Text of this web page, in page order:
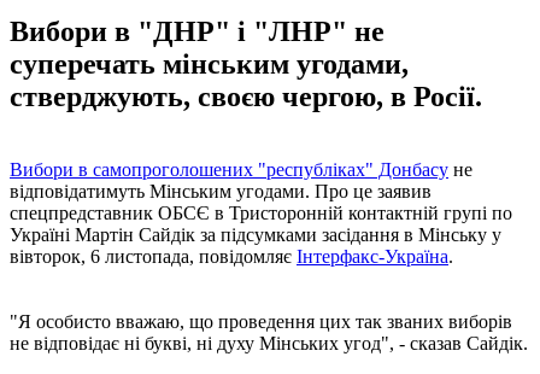
Вибори в "ДНР" і "ЛНР" не
суперечать мінським угодами,
стверджують, своєю чергою, в Росії.
Вибори в самопроголошених "республіках" Донбасу не
відповідатимуть Мінським угодами. Про це заявив
спецпредставник ОБСЄ в Тристоронній контактній групі по
Україні Мартін Сайдік за підсумками засідання в Мінську у
вівторок, 6 листопада, повідомляє Інтерфакс-Україна.
"Я особисто вважаю, що проведення цих так званих виборів
не відповідає ні букві, ні духу Мінських угод", - сказав Сайдік.